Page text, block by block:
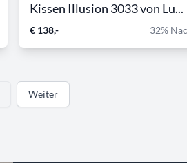
Kissen Illusion 3033 von Lu...
€ 138,- 32%
Weiter